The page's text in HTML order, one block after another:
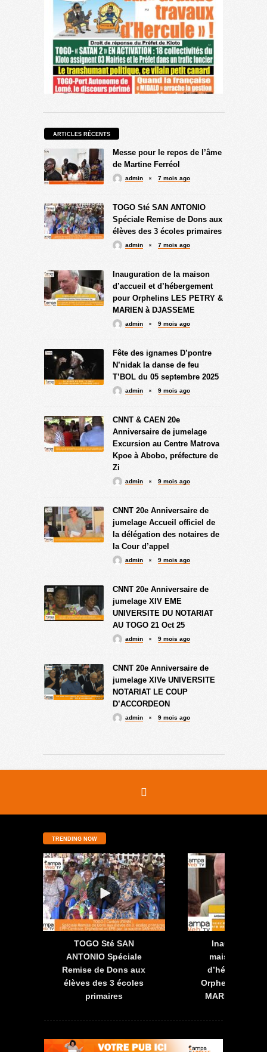
ARTICLES RÉCENTS
Messe pour le repos de l’âme
de Martine Ferréol
admin 7 mois ago
TOGO Sté SAN ANTONIO
Spéciale Remise de Dons aux
élèves des 3 écoles primaires
admin 7 mois ago
Inauguration de la maison
d’accueil et d’hébergement
pour Orphelins LES PETRY &
MARIEN à DJASSEME
admin 9 mois ago
Fête des ignames D’pontre
N’nidak la danse de feu
T’BOL du 05 septembre 2025
admin 9 mois ago
CNNT & CAEN 20e
Anniversaire de jumelage
Excursion au Centre Matrova
Kpoe à Abobo, préfecture de
Zi
admin 9 mois ago
CNNT 20e Anniversaire de
jumelage Accueil officiel de
la délégation des notaires de
la Cour d’appel
admin 9 mois ago
CNNT 20e Anniversaire de
jumelage XIV EME
UNIVERSITE DU NOTARIAT
AU TOGO 21 Oct 25
admin 9 mois ago
CNNT 20e Anniversaire de
jumelage XIVe UNIVERSITE
NOTARIAT LE COUP
D’ACCORDEON
admin 9 mois ago
TRENDING NOW
TOGO Sté SAN
ANTONIO Spéciale
Remise de Dons aux
élèves des 3 écoles
primaires
Inauguration
maison
Orphelins LES
MARIEN à